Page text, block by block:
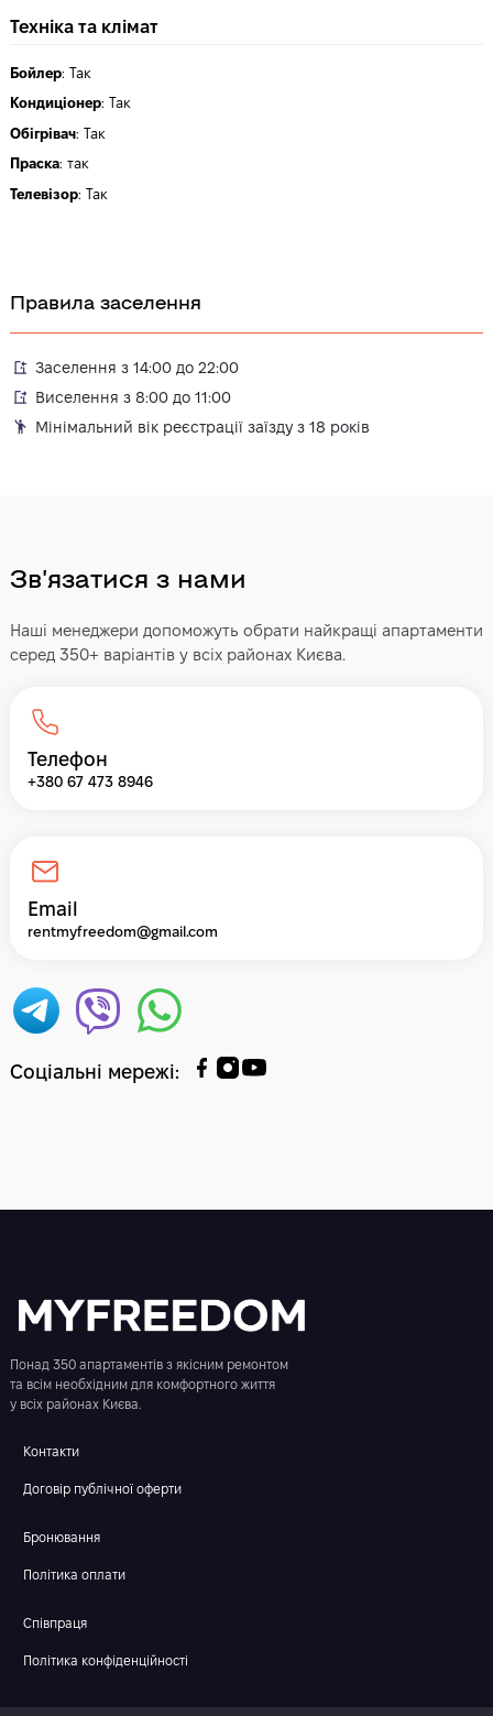
Техніка та клімат
Бойлер: Так
Кондиціонер: Так
Обігрівач: Так
Праска: так
Телевізор: Так
Правила заселення
Заселення з 14:00 до 22:00
Виселення з 8:00 до 11:00
Мінімальний вік реєстрації заїзду з 18 років
Звʼязатися з нами
Наші менеджери допоможуть обрати найкращі апартаменти
серед 350+ варіантів у всіх районах Києва.
Телефон
+380 67 473 8946
Email
rentmyfreedom@gmail.com
Соціальні мережі:
Понад 350 апартаментів з якісним ремонтом
та всім необхідним для комфортного життя
у всіх районах Києва.
Контакти
Договір публічної оферти
Бронювання
Політика оплати
Співпраця
Політика конфіденційності